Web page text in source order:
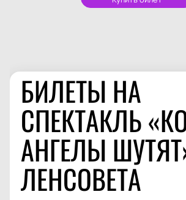
БИЛЕТЫ НА
СПЕКТАКЛЬ
АНГЕЛЫ
ЛЕНСОВЕТА